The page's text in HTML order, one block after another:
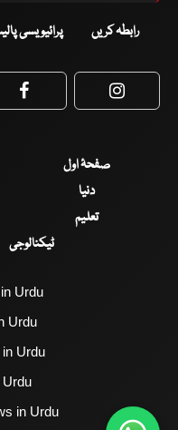
رابطہ کریں پرائیویسی
Facebook
صفحۂ اول
دنیا
تعلیم
ٹیکنالوجی
Urdu
Urdu
Urdu
Urdu
in Urdu